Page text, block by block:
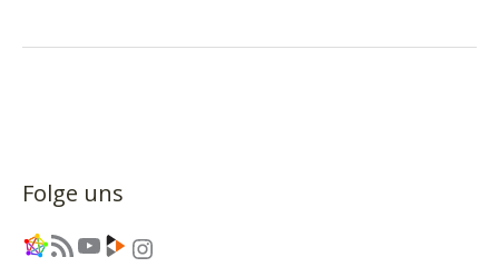
Folge uns
Link RSS-Feed YouTube Link Instagram